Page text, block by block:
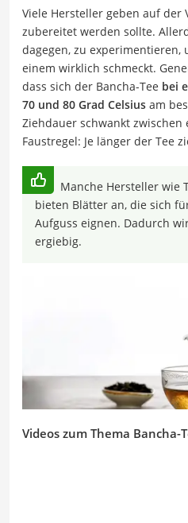
Viele Hersteller geben auf der
zubereitet werden sollte.
dagegen, zu experimentieren,
einem wirklich schmeckt.
dass sich der Bancha-Tee bei
70 und 80 Grad Celsius am
Ziehdauer schwankt
Faustregel: Je länger der Tee
Manche Hersteller wie
bieten Blätter an, die sich
Aufguss eignen. Dadurch
ergiebig.
Videos zum Thema Bancha-